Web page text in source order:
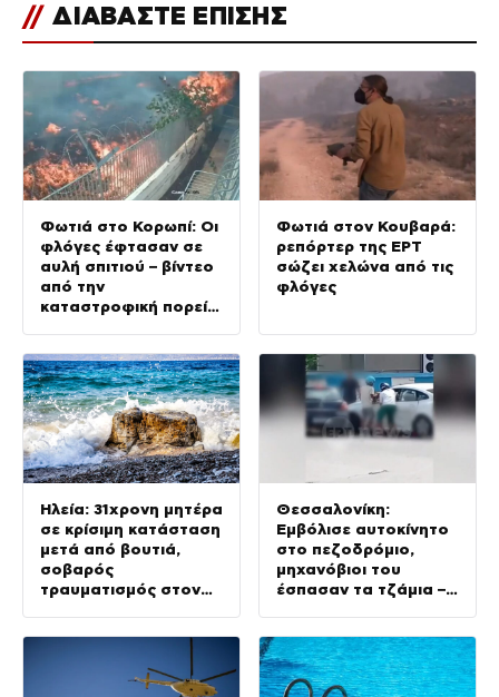
// ΔΙΑΒΑΣΤΕ ΕΠΙΣΗΣ
Φωτιά στο Κορωπί: Οι
φλόγες έφτασαν σε
αυλή σπιτιού – βίντεο
από την
καταστροφική πορεία
Φωτιά στον Κουβαρά:
ρεπόρτερ της ΕΡΤ
σώζει χελώνα από τις
φλόγες
Ηλεία: 31χρονη μητέρα
σε κρίσιμη κατάσταση
μετά από βουτιά,
σοβαρός
τραυματισμός στον
Θεσσαλονίκη:
Εμβόλισε αυτοκίνητο
στο πεζοδρόμιο,
μηχανόβιοι του
έσπασαν τα τζάμια –